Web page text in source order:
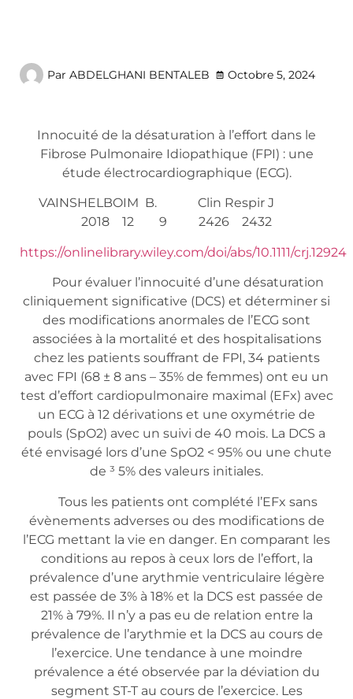
Par ABDELGHANI BENTALEB Octobre 5, 2024
Innocuité de la désaturation à l’effort dans le
Fibrose Pulmonaire Idiopathique (FPI) : une
étude électrocardiographique (ECG).
VAINSHELBOIM B. Clin Respir J
2018 12 9 2426 2432
https://onlinelibrary.wiley.com/doi/abs/10.1111/crj.12924
Pour évaluer l’innocuité d’une désaturation
cliniquement significative (DCS) et déterminer si
des modifications anormales de l’ECG sont
associées à la mortalité et des hospitalisations
chez les patients souffrant de FPI, 34 patients
avec FPI (68 ± 8 ans – 35% de femmes) ont eu un
test d’effort cardiopulmonaire maximal (EFx) avec
un ECG à 12 dérivations et une oxymétrie de
pouls (SpO2) avec un suivi de 40 mois. La DCS a
été envisagé lors d’une SpO2 < 95% ou une chute
de ³ 5% des valeurs initiales.
Tous les patients ont complété l’EFx sans
évènements adverses ou des modifications de
l’ECG mettant la vie en danger. En comparant les
conditions au repos à ceux lors de l’effort, la
prévalence d’une arythmie ventriculaire légère
est passée de 3% à 18% et la DCS est passée de
21% à 79%. Il n’y a pas eu de relation entre la
prévalence de l’arythmie et la DCS au cours de
l’exercice. Une tendance à une moindre
prévalence a été observée par la déviation du
segment ST-T au cours de l’exercice. Les